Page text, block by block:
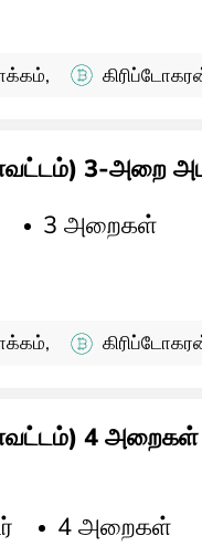
3-அறை
3 அறைகள்
4
4 அறைகள்